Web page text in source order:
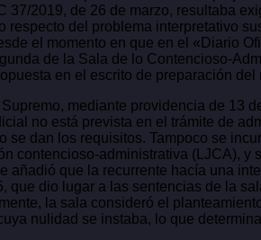
2019, de 26 de marzo, resultaba
del problema interpretativo
el momento en que en el «Diario
de la Sala de lo Contencioso-
en el escrito de preparación del
mediante providencia de 13
no está prevista en el trámite de
dan los requisitos. Tampoco se
contencioso-administrativa (LJCA),
que la recurrente hacía una
dio lugar a las sentencias de la
la sala consideró el
nulidad se instaba, lo que